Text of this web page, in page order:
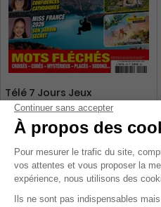
Télé 7 Jours Jeux
1 an
30,40 €
22,50 € -26%
Ajouter au panier